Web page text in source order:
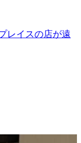
レイスの店が遠